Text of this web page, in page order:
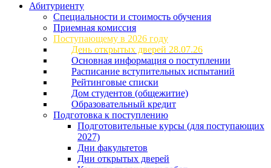
Абитуриенту
Специальности и стоимость обучения
Приемная комиссия
Поступающему в 2026 году
День открытых дверей 28.07.26
Основная информация о поступлении
Расписание вступительных испытаний
Рейтинговые списки
Дом студентов (общежитие)
Образовательный кредит
Подготовка к поступлению
Подготовительные курсы (для поступающих
2027)
Дни факультетов
Дни открытых дверей